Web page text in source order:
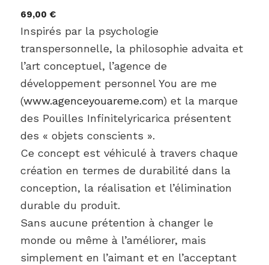
69,00 €
Inspirés par la psychologie
transpersonnelle, la philosophie advaita et
l’art conceptuel, l’agence de
développement personnel You are me
(www.agenceyouareme.com) et la marque
des Pouilles Infinitelyricarica présentent
des « objets conscients ».
Ce concept est véhiculé à travers chaque
création en termes de durabilité dans la
conception, la réalisation et l’élimination
durable du produit.
Sans aucune prétention à changer le
monde ou même à l’améliorer, mais
simplement en l’aimant et en l’acceptant